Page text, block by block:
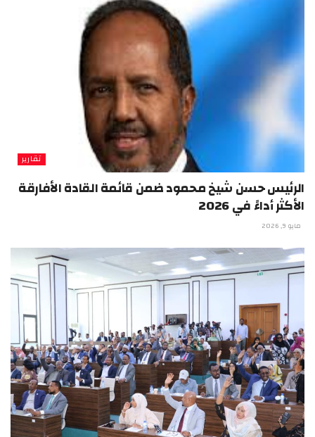
تقارير
الرئيس حسن شيخ محمود ضمن قائمة القادة الأفارقة
الأكثر أداءً في 2026
مايو 9, 2026